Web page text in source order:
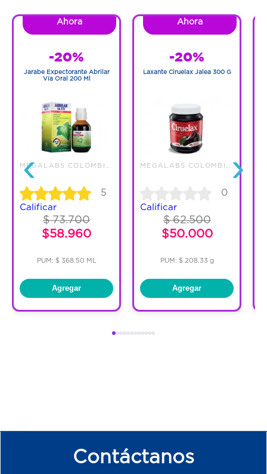
‹
Ahora
-20%
Jarabe Expectorante Abrilar
Vía Oral 200 Ml
5
Calificar
$ 73.700
$58.960
PUM: $ 368.50 ML
Agregar
Ahora
-20%
Laxante Ciruelax Jalea 300 G
0
Calificar
$ 62.500
$50.000
PUM: $ 208.33 g
Agregar
›
Contáctanos